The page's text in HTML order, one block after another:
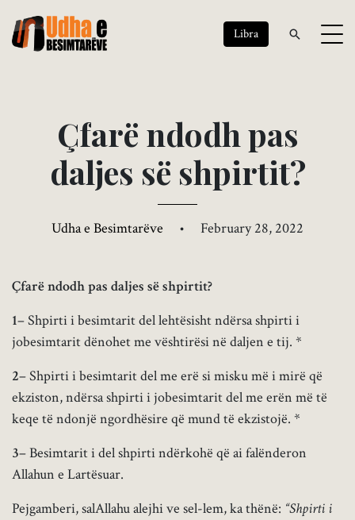
Libra
Çfarë ndodh pas
daljes së shpirtit?
Udha e Besimtarëve • February 28, 2022
Çfarë ndodh pas daljes së shpirtit?
1– Shpirti i besimtarit del lehtësisht ndërsa shpirti i
jobesimtarit dënohet me vështirësi në daljen e tij. *
2– Shpirti i besimtarit del me erë si misku më i mirë që
ekziston, ndërsa shpirti i jobesimtarit del me erën më të
keqe të ndonjë ngordhësire që mund të ekzistojë. *
3– Besimtarit i del shpirti ndërkohë që ai falënderon
Allahun e Lartësuar.
Pejgamberi, salAllahu alejhi ve sel-lem, ka thënë: “Shpirti i